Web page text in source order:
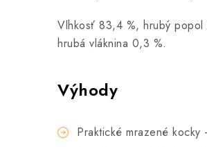
Vlhkosť 83,4 %, hrubý
hrubá vláknina 0,3 %.
Výhody
Praktické mrazené